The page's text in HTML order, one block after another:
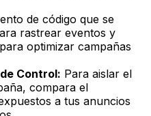
de código que se
rastrear eventos y
optimizar campañas
Control: Para aislar el
compara el
a tus anuncios